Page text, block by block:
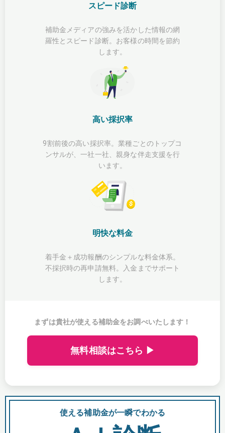
スピード診断
補助金メディアの強みを活かした情報の網
羅性とスピード診断。お客様の時間を節約
します。
高い採択率
9割前後の高い採択率。業種ごとのトップコ
ンサルが、一社一社、親身な伴走支援を行
います。
明快な料金
着手金＋成功報酬のシンプルな料金体系。
不採択時の再申請無料。入金までサポート
します。
まずは貴社が使える補助金をお調べいたします！
無料相談はこちら ▶
使える補助金が一瞬でわかる